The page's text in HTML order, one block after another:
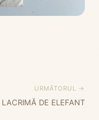
URMĂTORUL →
LACRIMĂ DE ELEFANT